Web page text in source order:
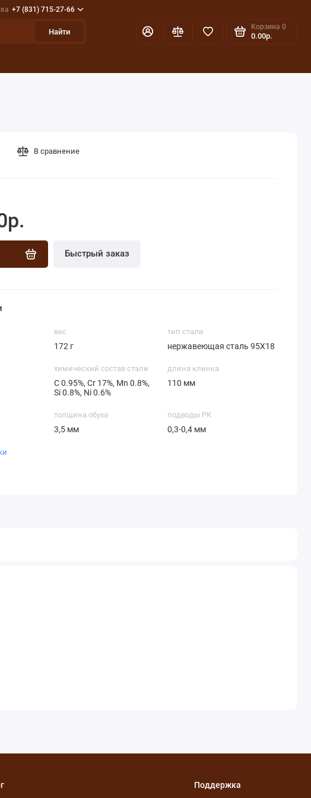
+7 (831) 715-27-66
Найти
Корзина 0
0.00р.
Быстрый заказ
В сравнение
вес
172 г
тип стали
нержавеющая сталь 95Х18
химический состав стали
С 0.95%, Cr 17%, Mn 0.8%,
Si 0.8%, Ni 0.6%
длина клинка
110 мм
толщина обуха
3,5 мм
подводы РК
0,3-0,4 мм
Поддержка